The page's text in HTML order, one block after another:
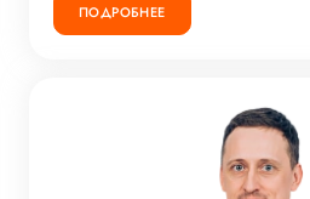
ПОДРОБНЕЕ